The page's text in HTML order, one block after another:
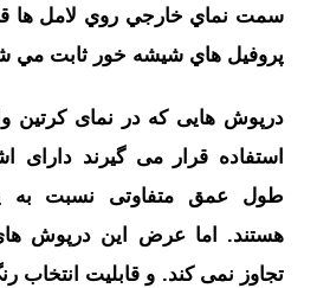
سمت نماي خارجي روي لامل ها
پروفيل هاي شيشه خور ثابت مي
درپوش هایی که در نمای
استفاده قرار می گیرند دارای
طول عمق متفاوتی نسبت به
تجاوز نمی کند. و قابلیت انتخاب